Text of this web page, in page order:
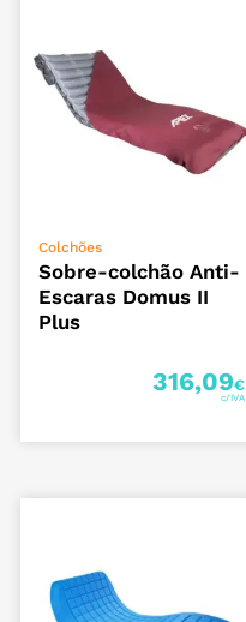
Colchões
Sobre-colchão Anti-
Escaras Domus II
Plus
316,09€